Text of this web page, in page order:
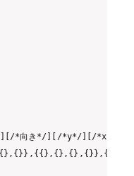
][/*向き*/][/*y*/][/*x*/]